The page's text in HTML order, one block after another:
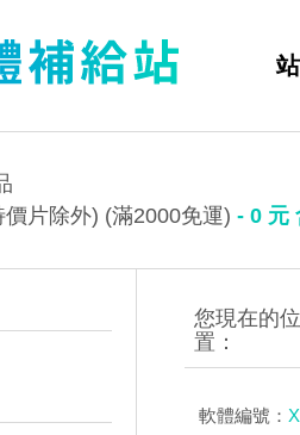
片除外) (滿2000免運) - 0 元
軟體編號：